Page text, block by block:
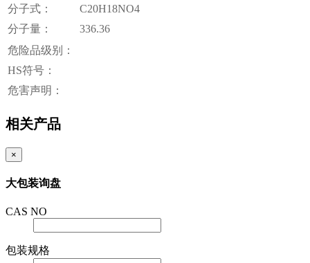
分子式：
C20H18NO4
分子量：
336.36
危险品级别：
HS符号：
危害声明：
相关产品
×
大包装询盘
CAS NO
包装规格